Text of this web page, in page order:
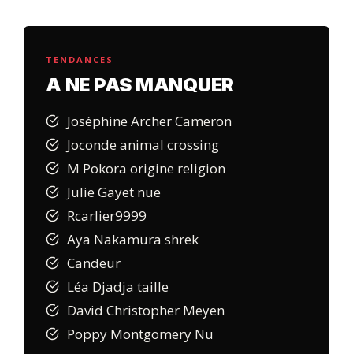
TENDANCES
A NE PAS MANQUER
Joséphine Archer Cameron
Joconde animal crossing
M Pokora origine religion
Julie Gayet nue
Rcarlier9999
Aya Nakamura shrek
Candeur
Léa Djadja taille
David Christopher Meyen
Poppy Montgomery Nu